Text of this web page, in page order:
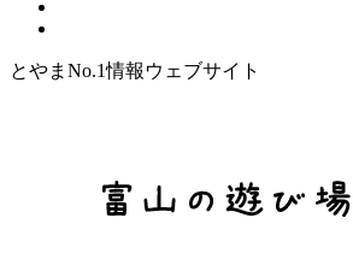
とやまNo.1情報ウェブサイト